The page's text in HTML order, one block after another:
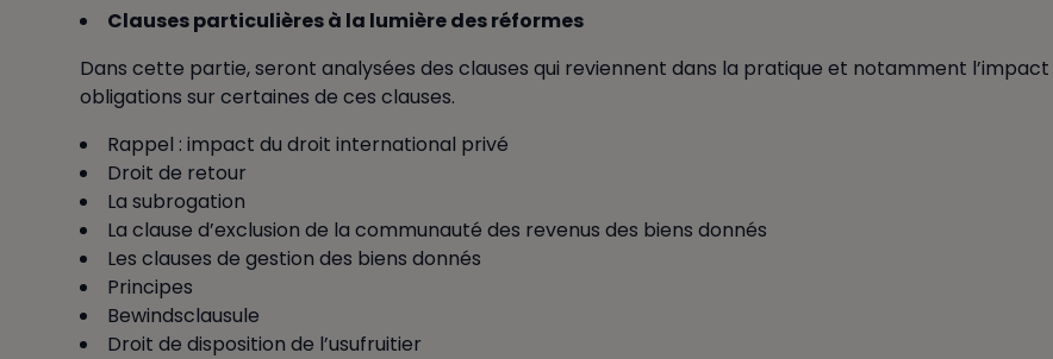
Clauses particulières à la lumière des réformes
Dans cette partie, seront analysées des clauses qui reviennent dans la pratique et notamment
obligations sur certaines de ces clauses.
Rappel : impact du droit international privé
Droit de retour
La subrogation
La clause d’exclusion de la communauté des revenus des biens donnés
Les clauses de gestion des biens donnés
Principes
Bewindsclausule
Droit de disposition de l’usufruitier